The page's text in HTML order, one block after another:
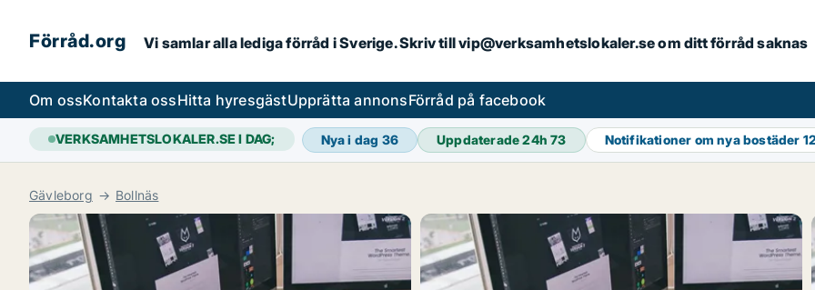
Förråd.org Vi samlar alla lediga förråd i Sverige. Skriv till vip@verksamhetslokaler.se om ditt förråd saknas
Om ossKontakta ossHitta hyresgästUpprätta annonsFörråd på facebook
VERKSAMHETSLOKALER.SE I DAG; Nya i dag 36 Uppdaterade 24h73 Notifikationer om nya bostäder
Gävleborg Bollnäs